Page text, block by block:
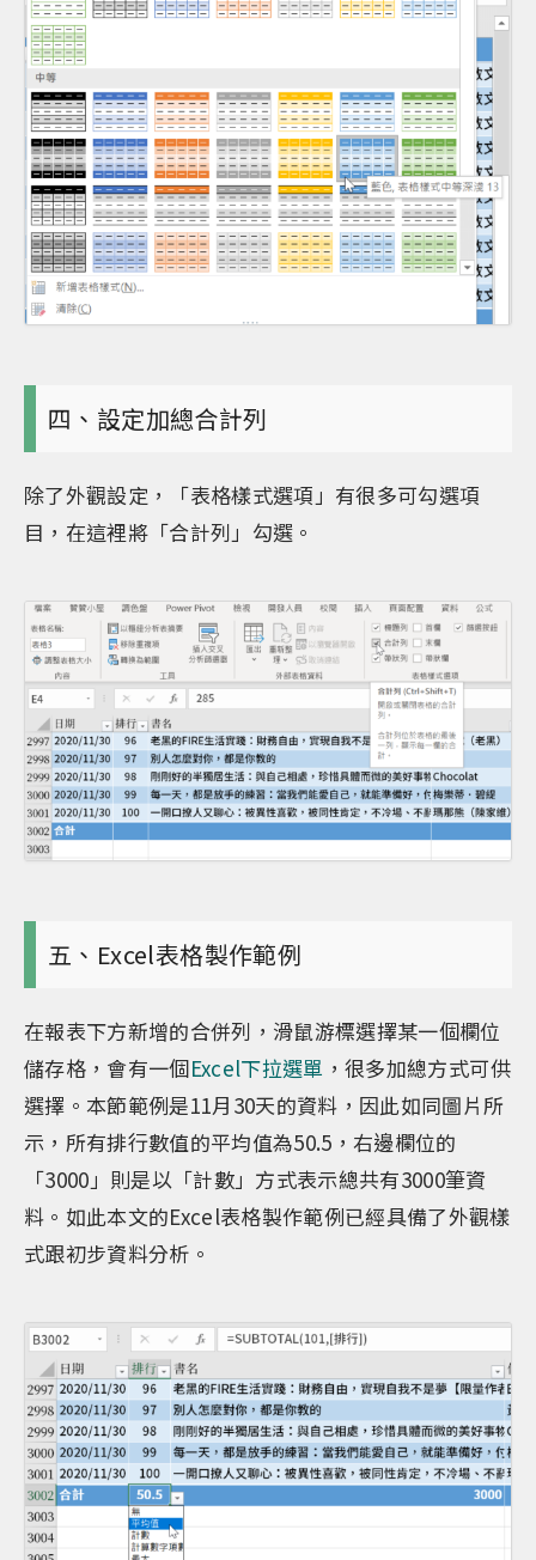
四、設定加總合計列
除了外觀設定，「表格樣式選項」有很多可勾選項
目，在這裡將「合計列」勾選。
五、Excel表格製作範例
在報表下方新增的合併列，滑鼠游標選擇某一個欄位
儲存格，會有一個Excel下拉選單 ，很多加總方式可供
選擇。本節範例是11月30天的資料，因此如同圖片所
示，所有排行數值的平均值為50.5，右邊欄位的
「3000」則是以「計數」方式表示總共有3000筆資
料。如此本文的Excel表格製作範例已經具備了外觀樣
式跟初步資料分析。